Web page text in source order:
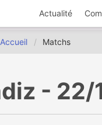
Actualité
Accueil Matchs
-